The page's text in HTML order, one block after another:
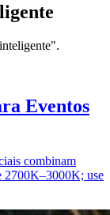
Eventos
combinam
2700K–3000K; use